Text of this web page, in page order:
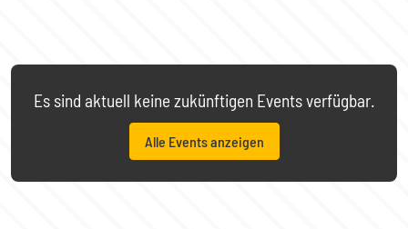
Es sind aktuell keine zukünftigen Events verfügbar.
Alle Events anzeigen